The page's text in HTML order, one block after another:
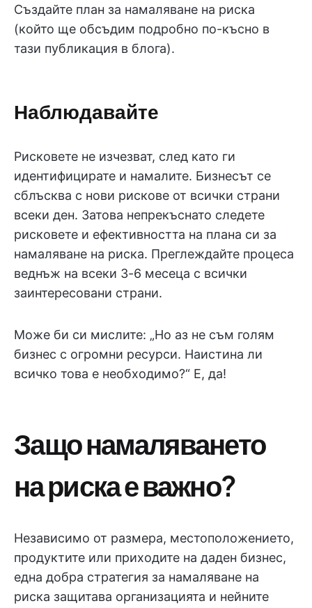
Създайте план за намаляване на риска
(който ще обсъдим подробно по-късно в
тази публикация в блога).
Наблюдавайте
Рисковете не изчезват, след като ги
идентифицирате и намалите. Бизнесът се
сблъсква с нови рискове от всички страни
всеки ден. Затова непрекъснато следете
рисковете и ефективността на плана си за
намаляване на риска. Преглеждайте процеса
веднъж на всеки 3-6 месеца с всички
заинтересовани страни.
Може би си мислите: „Но аз не съм голям
бизнес с огромни ресурси. Наистина ли
всичко това е необходимо?“ Е, да!
Защо намаляването
на риска е важно?
Независимо от размера, местоположението,
продуктите или приходите на даден бизнес,
една добра стратегия за намаляване на
риска защитава организацията и нейните